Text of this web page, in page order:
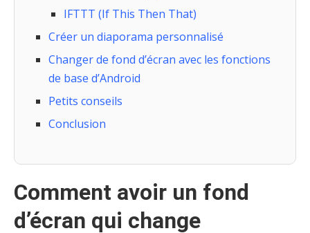
IFTTT (If This Then That)
Créer un diaporama personnalisé
Changer de fond d’écran avec les fonctions
de base d’Android
Petits conseils
Conclusion
Comment avoir un fond
d’écran qui change